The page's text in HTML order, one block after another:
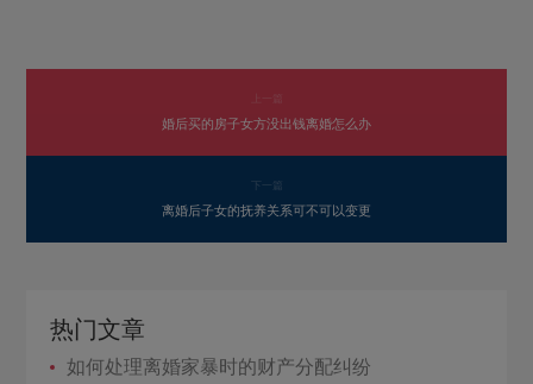
上一篇
婚后买的房子女方没出钱离婚怎么办
下一篇
离婚后子女的抚养关系可不可以变更
热门文章
如何处理离婚家暴时的财产分配纠纷